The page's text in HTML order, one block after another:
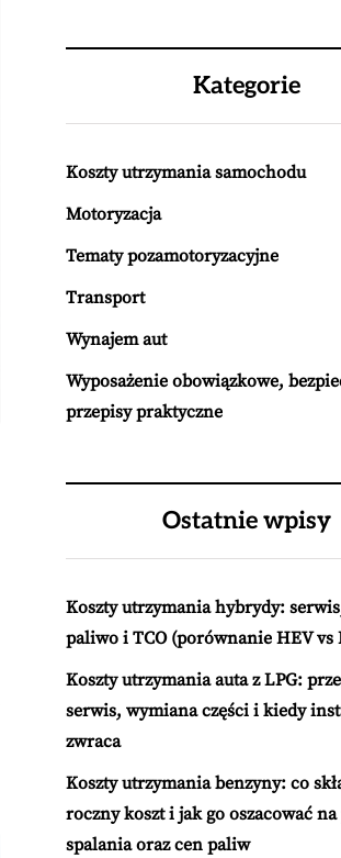
Kategorie
Koszty utrzymania samochodu
Motoryzacja
Tematy pozamotoryzacyjne
Transport
Wynajem aut
Wyposażenie obowiązkowe,
przepisy praktyczne
Ostatnie wpisy
Koszty utrzymania hybrydy:
paliwo i TCO (porównanie HEV vs
Koszty utrzymania auta z LPG:
serwis, wymiana części i kiedy
zwraca
Koszty utrzymania benzyny: co
roczny koszt i jak go oszacować
spalania oraz cen paliw